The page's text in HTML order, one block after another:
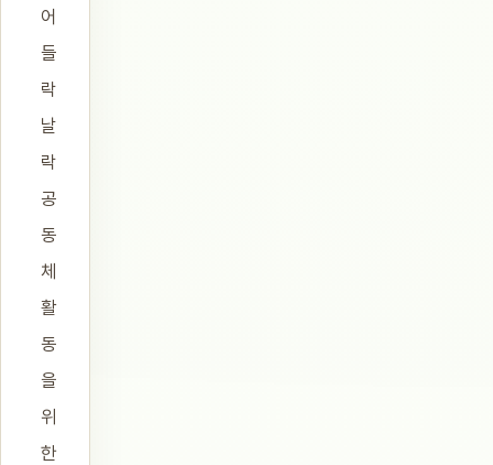
어
들
락
날
락
공
동
체
활
동
을
위
한